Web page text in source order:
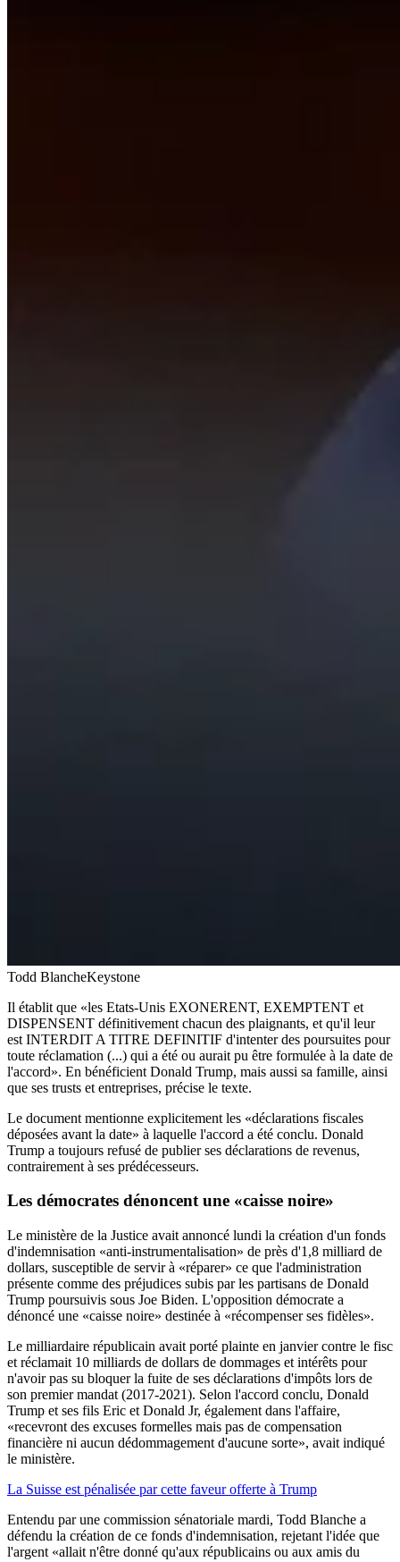
Todd BlancheKeystone
Il établit que «les Etats-Unis EXONERENT, EXEMPTENT et
DISPENSENT définitivement chacun des plaignants, et qu'il leur
est INTERDIT A TITRE DEFINITIF d'intenter des poursuites pour
toute réclamation (...) qui a été ou aurait pu être formulée à la date de
l'accord». En bénéficient Donald Trump, mais aussi sa famille, ainsi
que ses trusts et entreprises, précise le texte.
Le document mentionne explicitement les «déclarations fiscales
déposées avant la date» à laquelle l'accord a été conclu. Donald
Trump a toujours refusé de publier ses déclarations de revenus,
contrairement à ses prédécesseurs.
Les démocrates dénoncent une «caisse noire»
Le ministère de la Justice avait annoncé lundi la création d'un fonds
d'indemnisation «anti-instrumentalisation» de près d'1,8 milliard de
dollars, susceptible de servir à «réparer» ce que l'administration
présente comme des préjudices subis par les partisans de Donald
Trump poursuivis sous Joe Biden. L'opposition démocrate a
dénoncé une «caisse noire» destinée à «récompenser ses fidèles».
Le milliardaire républicain avait porté plainte en janvier contre le fisc
et réclamait 10 milliards de dollars de dommages et intérêts pour
n'avoir pas su bloquer la fuite de ses déclarations d'impôts lors de
son premier mandat (2017-2021). Selon l'accord conclu, Donald
Trump et ses fils Eric et Donald Jr, également dans l'affaire,
«recevront des excuses formelles mais pas de compensation
financière ni aucun dédommagement d'aucune sorte», avait indiqué
le ministère.
La Suisse est pénalisée par cette faveur offerte à Trump
Entendu par une commission sénatoriale mardi, Todd Blanche a
défendu la création de ce fonds d'indemnisation, rejetant l'idée que
l'argent «allait n'être donné qu'aux républicains ou aux amis du